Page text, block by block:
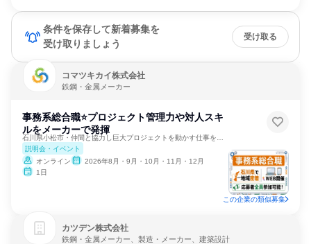
条件を保存して新着募集を
受け取りましょう
受け取る
コマツキカイ株式会社
鉄鋼・金属メーカー
事務系総合職⭐プロジェクト管理力や対人スキ
ルをメーカーで発揮
説明会・イベント
オンライン
2026年8月・9月・10月・11月・12月
1日
この企業の類似募集
カツデン株式会社
鉄鋼・金属メーカー、製造・メーカー、建築設計